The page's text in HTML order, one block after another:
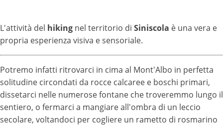
L'attività del hiking nel territorio di Siniscola è una vera e
propria esperienza visiva e sensoriale.
Potremo infatti ritrovarci in cima al Mont'Albo in perfetta
solitudine circondati da rocce calcaree e boschi primari,
dissetarci nelle numerose fontane che troveremmo lungo il
sentiero, o fermarci a mangiare all'ombra di un leccio
secolare, voltandoci per cogliere un rametto di rosmarino